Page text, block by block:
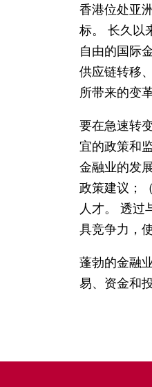
香港位处亚
标。 长久以
自由的国际
供应链转移
所带来的变
要在急速转
宜的政策和
金融业的发
政策建议；
人才。 透过
具竞争力，
蓬勃的金融
易、资金和